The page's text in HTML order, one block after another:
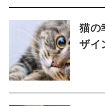
猫の
ザイ